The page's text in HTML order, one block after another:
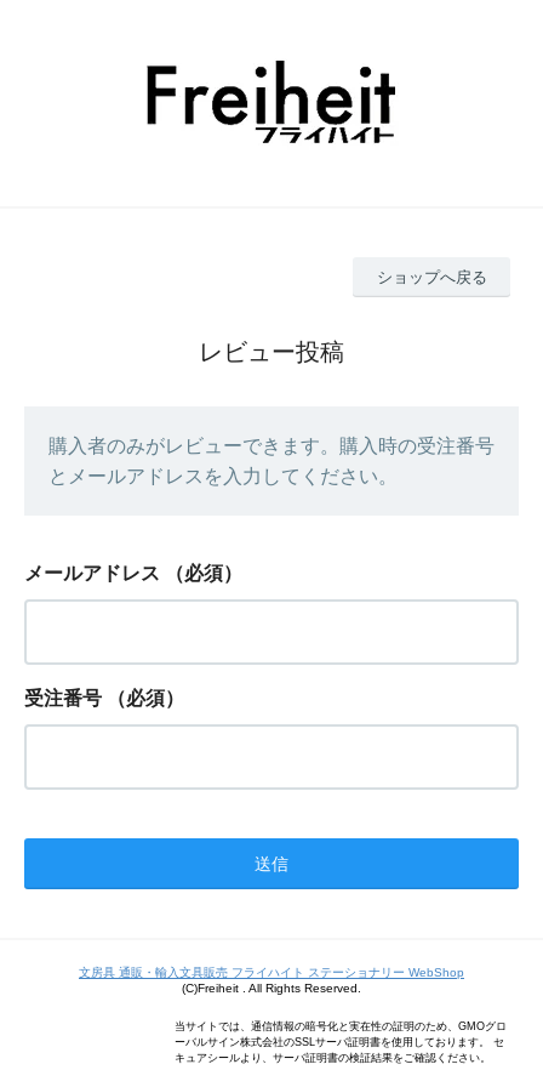
ショップへ戻る
レビュー投稿
購入者のみがレビューできます。購入時の受注番号
とメールアドレスを入力してください。
メールアドレス （必須）
受注番号 （必須）
文房具 通販・輸入文具販売 フライハイト ステーショナリー WebShop
(C)Freiheit . All Rights Reserved.
当サイトでは、通信情報の暗号化と実在性の証明のため、GMOグロ
ーバルサイン株式会社のSSLサーバ証明書を使用しております。 セ
キュアシールより、サーバ証明書の検証結果をご確認ください。